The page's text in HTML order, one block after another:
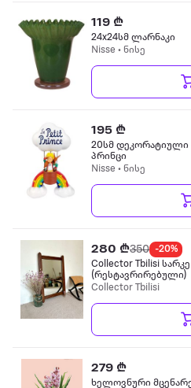
119 ₾
24x24სმ ლარნაკი
Nisse • ნისე
195 ₾
20სმ დეკორატიული
პრინცი
Nisse • ნისე
280 ₾350 -20%
Collector Tbilisi სარკე
(რესტავრირებული)
Collector Tbilisi
279 ₾
ხელოვნური